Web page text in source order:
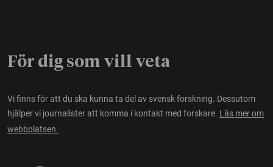
För dig som vill veta
Vi finns för att du ska kunna ta del av svensk forskning. Dessutom
hjälper vi journalister att komma i kontakt med forskare. Läs mer om
webbplatsen.